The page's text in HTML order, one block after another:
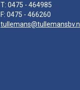
T: 0475 - 464985
F: 0475 - 466260
tullemans@tullemansbv.nl